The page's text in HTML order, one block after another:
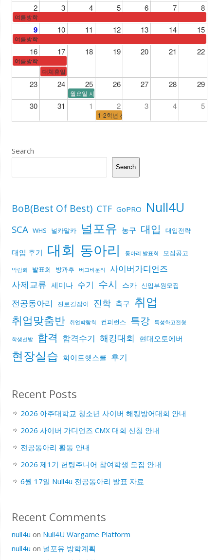
2 3 4 5 6 7 8
여름방학
9 10 11 12 13 14 15
여름방학
16 17 18 19 20 21 22
여름방학
대체휴일
23 24 25 26 27 28 29
월요일 시간표
30 31 1 2 3 4 5
1-2학년 전국연합학력평가/3학년 수능모의고
Search
Search
BoB(Best Of Best) CTF GoPRO Null4U
SCA WHS 널카말카 널포유 농구 대입 대입전략
대입 후기 대회 동아리 동아리 발표회 모집공고
박람회 발표회 방과후 버그바운티 사이버가디언즈
사제교류 세미나 수기 수시 스카 신입부원모집
전공동아리 진로길잡이 진학 축구 취업
취업맞춤반 취업박람회 컨퍼런스 특강 특성화고전형
학생선발 합격 합격수기 해킹대회 현대오토에버
현장실습 화이트햇스쿨 후기
Recent Posts
2026 아주대학교 청소년 사이버 해킹방어대회 안내
2026 사이버 가디언즈 CMX 대회 신청 안내
전공동아리 활동 안내
2026 제1기 헌팅주니어 참여학생 모집 안내
6월 17일 Null4u 전공동아리 발표 자료
Recent Comments
null4u on Null4U Wargame Platform
null4u on 널포유 방학계획